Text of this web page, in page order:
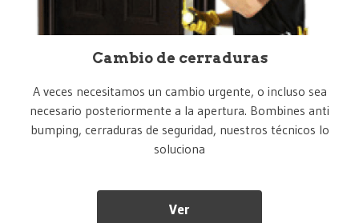
Cambio de cerraduras
A veces necesitamos un cambio urgente, o incluso sea
necesario posteriormente a la apertura. Bombines anti
bumping, cerraduras de seguridad, nuestros técnicos lo
soluciona
Ver